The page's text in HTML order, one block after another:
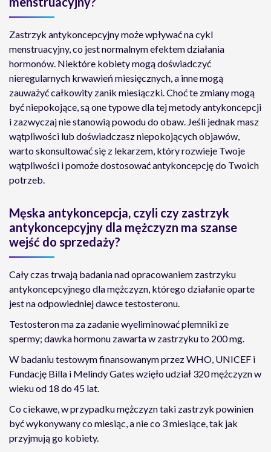
Zastrzyk antykoncepcyjny może wpływać na cykl
menstruacyjny, co jest normalnym efektem działania
hormonów. Niektóre kobiety mogą doświadczyć
nieregularnych krwawień miesięcznych, a inne mogą
zauważyć całkowity zanik miesiączki. Choć te zmiany mogą
być niepokojące, są one typowe dla tej metody antykoncepcji
i zazwyczaj nie stanowią powodu do obaw. Jeśli jednak masz
wątpliwości lub doświadczasz niepokojących objawów,
warto skonsultować się z lekarzem, który rozwieje Twoje
wątpliwości i pomoże dostosować antykoncepcję do Twoich
potrzeb.
Męska antykoncepcja, czyli czy zastrzyk
antykoncepcyjny dla mężczyzn ma szanse
wejść do sprzedaży?
Cały czas trwają badania nad opracowaniem zastrzyku
antykoncepcyjnego dla mężczyzn, którego działanie oparte
jest na odpowiedniej dawce testosteronu.
Testosteron ma za zadanie wyeliminować plemniki ze
spermy; dawka hormonu zawarta w zastrzyku to 200 mg.
W badaniu testowym finansowanym przez WHO, UNICEF i
Fundację Billa i Melindy Gates wzięło udział 320 mężczyzn w
wieku od 18 do 45 lat.
Co ciekawe, w przypadku mężczyzn taki zastrzyk powinien
być wykonywany co miesiąc, a nie co 3 miesiące, tak jak
przyjmują go kobiety.